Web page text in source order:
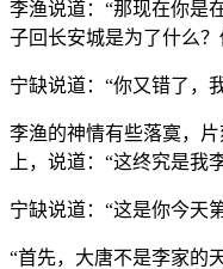
李渔说道：“那现在你是
子回长安城是为了什么
宁缺说道：“你又错了，
李渔的神情有些落寞，
上，说道：“这终究是我
宁缺说道：“这是你今天
“首先，大唐不是李家的